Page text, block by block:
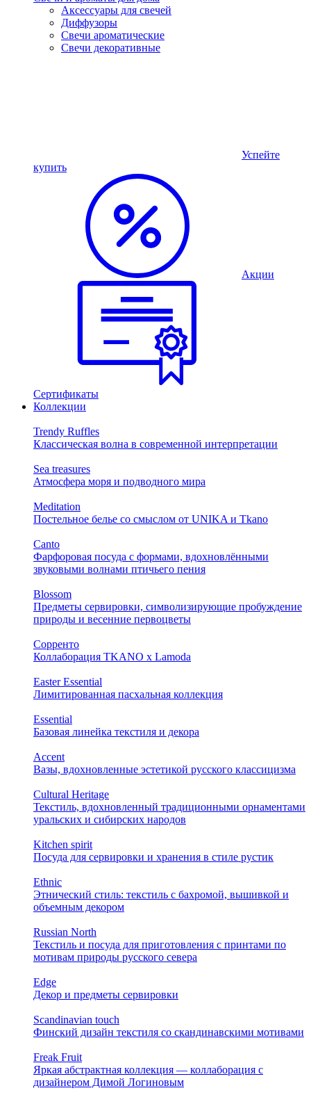
Аксессуары для свечей
Диффузоры
Свечи ароматические
Свечи декоративные
Успейте
купить
Акции
Сертификаты
Коллекции
Trendy Ruffles
Классическая волна в современной интерпретации
Sea treasures
Атмосфера моря и подводного мира
Meditation
Постельное белье со смыслом от UNIKA и Tkano
Canto
Фарфоровая посуда с формами, вдохновлёнными
звуковыми волнами птичьего пения
Blossom
Предметы сервировки, символизирующие пробуждение
природы и весенние первоцветы
Сорренто
Коллаборация TKANO х Lamoda
Easter Essential
Лимитированная пасхальная коллекция
Essential
Базовая линейка текстиля и декора
Accent
Вазы, вдохновленные эстетикой русского классицизма
Cultural Heritage
Текстиль, вдохновленный традиционными орнаментами
уральских и сибирских народов
Kitchen spirit
Посуда для сервировки и хранения в стиле рустик
Ethnic
Этнический стиль: текстиль с бахромой, вышивкой и
объемным декором
Russian North
Текстиль и посуда для приготовления с принтами по
мотивам природы русского севера
Edge
Декор и предметы сервировки
Scandinavian touch
Финский дизайн текстиля со скандинавскими мотивами
Freak Fruit
Яркая абстрактная коллекция — коллаборация с
дизайнером Димой Логиновым